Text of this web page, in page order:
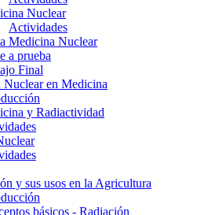
Nuclear
Actividades
Medicina Nuclear
a prueba
Final
Nuclear en Medicina
y Radiactividad
y sus usos en la Agricultura
básicos - Radiación